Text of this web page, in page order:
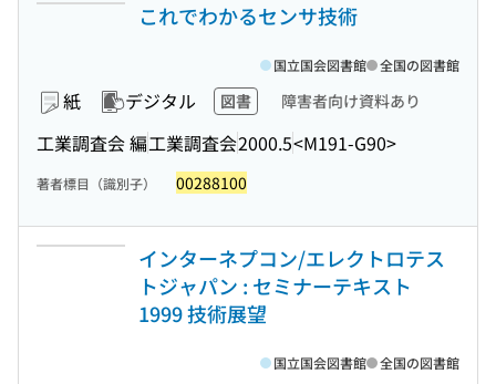
これでわかるセンサ技術
紙 デジタル 図書 障害者向け資料あり
工業調査会 編工業調査会2000.5<M191-G90>
国立国会図書館 全国の図書館
著者標目（識別子） 00288100
インターネプコン/エレクトロテス
トジャパン : セミナーテキスト
1999 技術展望
国立国会図書館 全国の図書館